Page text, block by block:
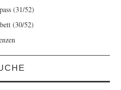
(31/52)
(30/52)